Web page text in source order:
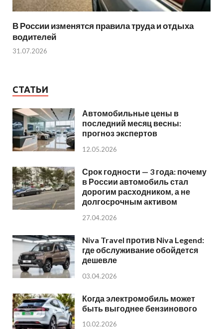
В России изменятся правила труда и отдыха
водителей
31.07.2026
СТАТЬИ
Автомобильные цены в
последний месяц весны:
прогноз экспертов
12.05.2026
Срок годности — 3 года: почему
в России автомобиль стал
дорогим расходником, а не
долгосрочным активом
27.04.2026
Niva Travel против Niva Legend:
где обслуживание обойдется
дешевле
03.04.2026
Когда электромобиль может
быть выгоднее бензинового
10.02.2026